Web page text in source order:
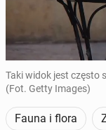
Taki widok jest często
(Fot. Getty Images)
Fauna i flora